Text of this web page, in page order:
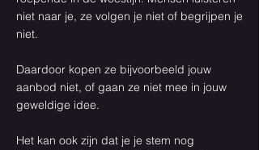
niet naar je, ze volgen je niet of begrijpen je
niet.
Daardoor kopen ze bijvoorbeeld jouw
aanbod niet, of gaan ze niet mee in jouw
geweldige idee.
Het kan ook zijn dat je je stem nog